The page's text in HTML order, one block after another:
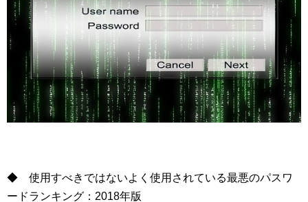
◆ 使用すべきではないよく使用されている最悪のパスワ
ードランキング：2018年版